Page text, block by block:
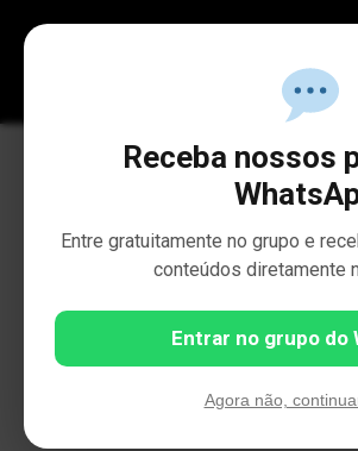
Receba nossos
Entre gratuitamente no grupo e
conteúdos diretamente
Entrar no grupo do
Agora não,